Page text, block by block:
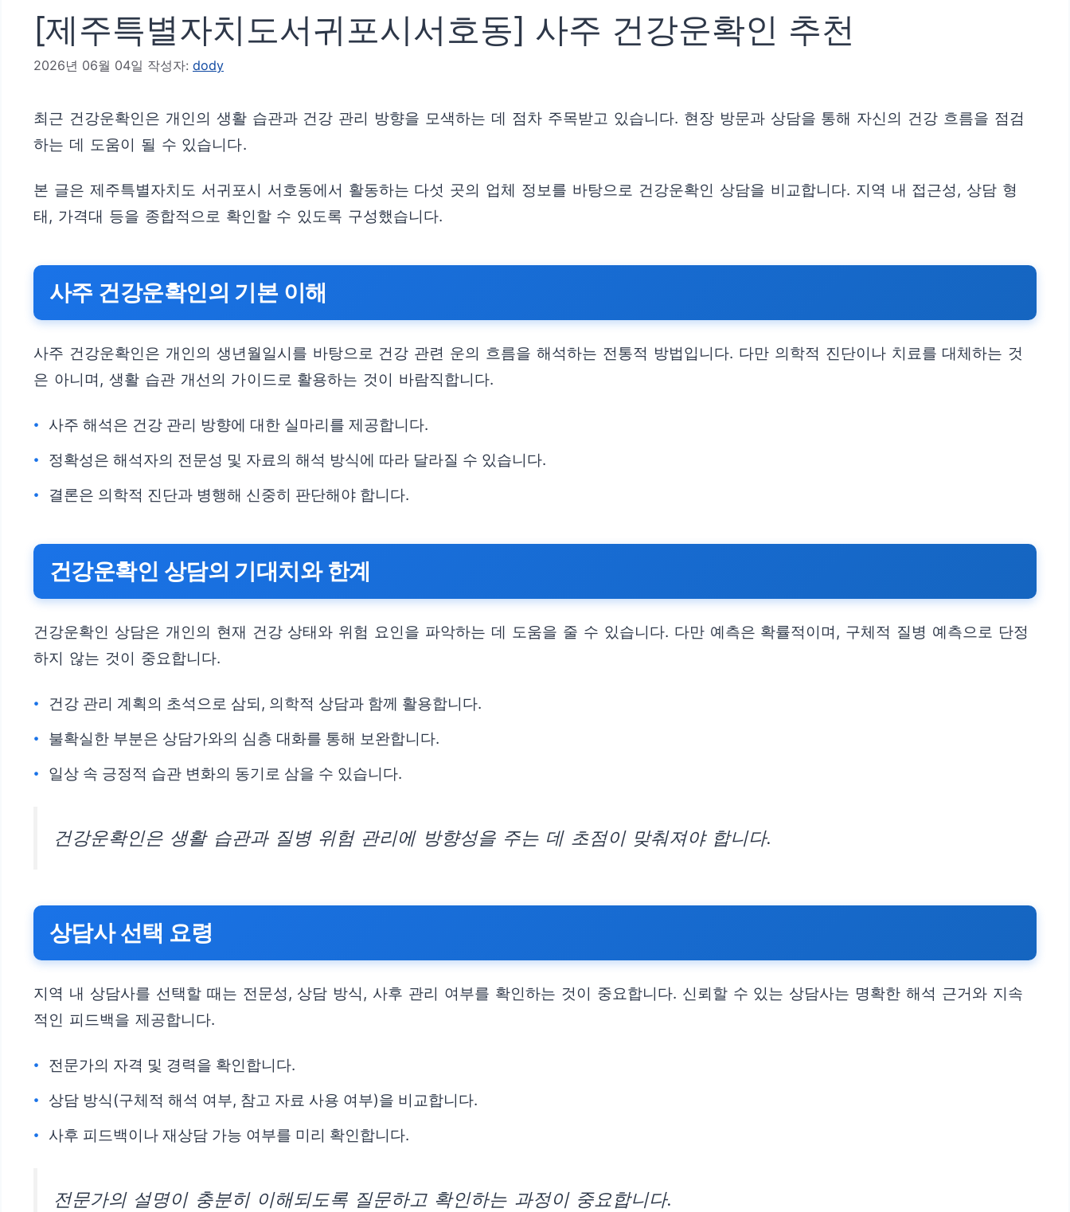
[제주특별자치도서귀포시서호동] 사주 건강운확인 추천
2026년 06월 04일 작성자: dody
최근 건강운확인은 개인의 생활 습관과 건강 관리 방향을 모색하는 데 점차 주목받고 있습니다. 현장 방문과 상담을 통해 자신의 건강 흐름을 점검
하는 데 도움이 될 수 있습니다.
본 글은 제주특별자치도 서귀포시 서호동에서 활동하는 다섯 곳의 업체 정보를 바탕으로 건강운확인 상담을 비교합니다. 지역 내 접근성, 상담 형
태, 가격대 등을 종합적으로 확인할 수 있도록 구성했습니다.
사주 건강운확인의 기본 이해
사주 건강운확인은 개인의 생년월일시를 바탕으로 건강 관련 운의 흐름을 해석하는 전통적 방법입니다. 다만 의학적 진단이나 치료를 대체하는 것
은 아니며, 생활 습관 개선의 가이드로 활용하는 것이 바람직합니다.
사주 해석은 건강 관리 방향에 대한 실마리를 제공합니다.
정확성은 해석자의 전문성 및 자료의 해석 방식에 따라 달라질 수 있습니다.
결론은 의학적 진단과 병행해 신중히 판단해야 합니다.
건강운확인 상담의 기대치와 한계
건강운확인 상담은 개인의 현재 건강 상태와 위험 요인을 파악하는 데 도움을 줄 수 있습니다. 다만 예측은 확률적이며, 구체적 질병 예측으로 단정
하지 않는 것이 중요합니다.
건강 관리 계획의 초석으로 삼되, 의학적 상담과 함께 활용합니다.
불확실한 부분은 상담가와의 심층 대화를 통해 보완합니다.
일상 속 긍정적 습관 변화의 동기로 삼을 수 있습니다.
건강운확인은 생활 습관과 질병 위험 관리에 방향성을 주는 데 초점이 맞춰져야 합니다.
상담사 선택 요령
지역 내 상담사를 선택할 때는 전문성, 상담 방식, 사후 관리 여부를 확인하는 것이 중요합니다. 신뢰할 수 있는 상담사는 명확한 해석 근거와 지속
적인 피드백을 제공합니다.
전문가의 자격 및 경력을 확인합니다.
상담 방식(구체적 해석 여부, 참고 자료 사용 여부)을 비교합니다.
사후 피드백이나 재상담 가능 여부를 미리 확인합니다.
전문가의 설명이 충분히 이해되도록 질문하고 확인하는 과정이 중요합니다.